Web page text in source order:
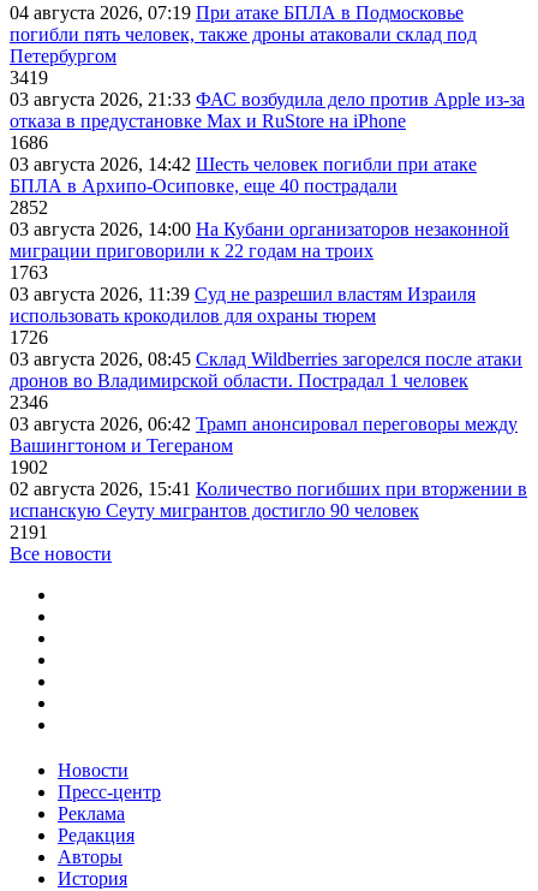
04 августа 2026, 07:19 При атаке БПЛА в Подмосковье
погибли пять человек, также дроны атаковали склад под
Петербургом
3419
03 августа 2026, 21:33 ФАС возбудила дело против Apple из-за
отказа в предустановке Max и RuStore на iPhone
1686
03 августа 2026, 14:42 Шесть человек погибли при атаке
БПЛА в Архипо-Осиповке, еще 40 пострадали
2852
03 августа 2026, 14:00 На Кубани организаторов незаконной
миграции приговорили к 22 годам на троих
1763
03 августа 2026, 11:39 Суд не разрешил властям Израиля
использовать крокодилов для охраны тюрем
1726
03 августа 2026, 08:45 Склад Wildberries загорелся после атаки
дронов во Владимирской области. Пострадал 1 человек
2346
03 августа 2026, 06:42 Трамп анонсировал переговоры между
Вашингтоном и Тегераном
1902
02 августа 2026, 15:41 Количество погибших при вторжении в
испанскую Сеуту мигрантов достигло 90 человек
2191
Все новости
Новости
Пресс-центр
Реклама
Редакция
Авторы
История